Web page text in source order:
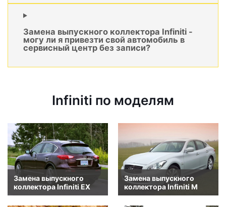
Замена выпускного коллектора Infiniti -
могу ли я привезти свой автомобиль в
сервисный центр без записи?
Infiniti по моделям
Замена выпускного
коллектора Infiniti EX
Замена выпускного
коллектора Infiniti M